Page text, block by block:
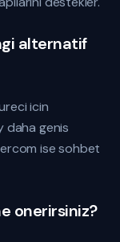
alternatif
icin
daha genis
ise sohbet
onerirsiniz?